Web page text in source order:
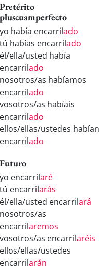
Pretérito
pluscuamperfecto
yo había encarrilado
tú habías encarrilado
él/ella/usted había
encarrilado
nosotros/as habíamos
encarrilado
vosotros/as habíais
encarrilado
ellos/ellas/ustedes habían
encarrilado
Futuro
yo encarrilaré
tú encarrilarás
él/ella/usted encarrilará
nosotros/as
encarrilaremos
vosotros/as encarrilaréis
ellos/ellas/ustedes
encarrilarán